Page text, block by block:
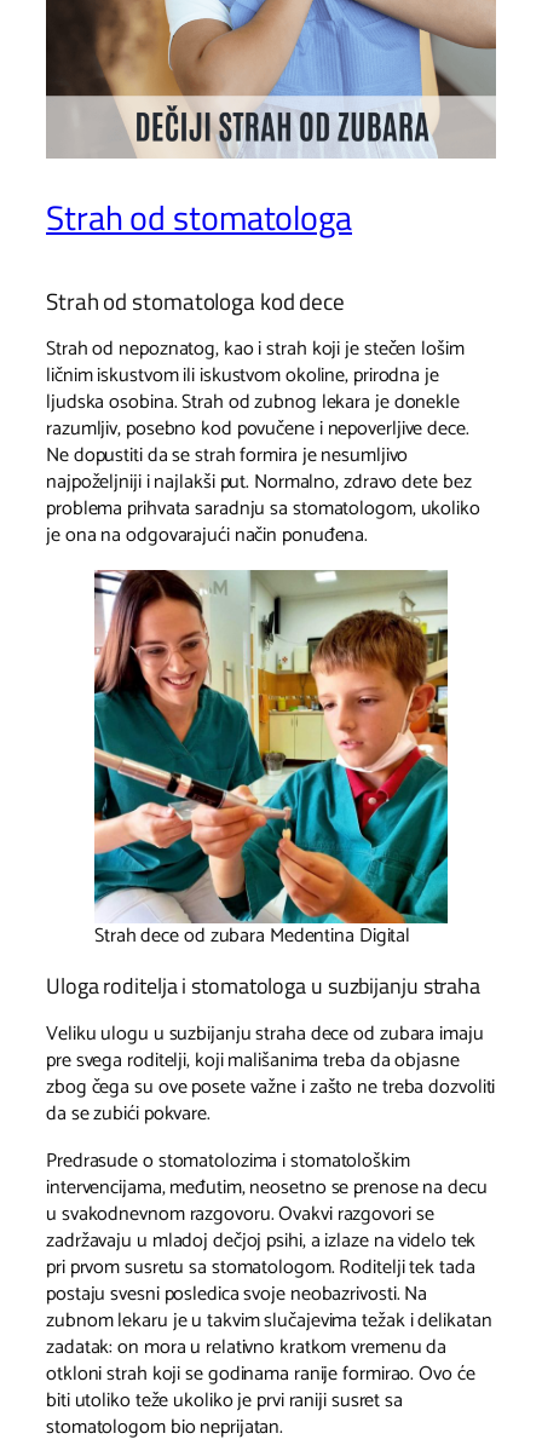
Strah od stomatologa
Strah od stomatologa kod dece
Strah od nepoznatog, kao i strah koji je stečen lošim
ličnim iskustvom ili iskustvom okoline, prirodna je
ljudska osobina. Strah od zubnog lekara je donekle
razumljiv, posebno kod povučene i nepoverljive dece.
Ne dopustiti da se strah formira je nesumljivo
najpoželjniji i najlakši put. Normalno, zdravo dete bez
problema prihvata saradnju sa stomatologom, ukoliko
je ona na odgovarajući način ponuđena.
Strah dece od zubara Medentina Digital
Uloga roditelja i stomatologa u suzbijanju straha
Veliku ulogu u suzbijanju straha dece od zubara imaju
pre svega roditelji, koji mališanima treba da objasne
zbog čega su ove posete važne i zašto ne treba dozvoliti
da se zubići pokvare.
Predrasude o stomatolozima i stomatološkim
intervencijama, međutim, neosetno se prenose na decu
u svakodnevnom razgovoru. Ovakvi razgovori se
zadržavaju u mladoj dečjoj psihi, a izlaze na videlo tek
pri prvom susretu sa stomatologom. Roditelji tek tada
postaju svesni posledica svoje neobazrivosti. Na
zubnom lekaru je u takvim slučajevima težak i delikatan
zadatak: on mora u relativno kratkom vremenu da
otkloni strah koji se godinama ranije formirao. Ovo će
biti utoliko teže ukoliko je prvi raniji susret sa
stomatologom bio neprijatan.